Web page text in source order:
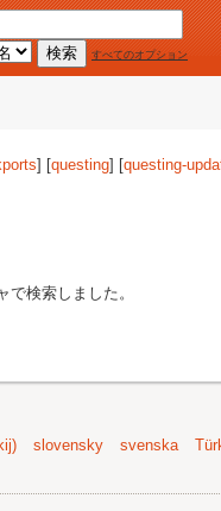
すべてのオプション
] [questing] [questing-
で検索しました。
slovensky svenska